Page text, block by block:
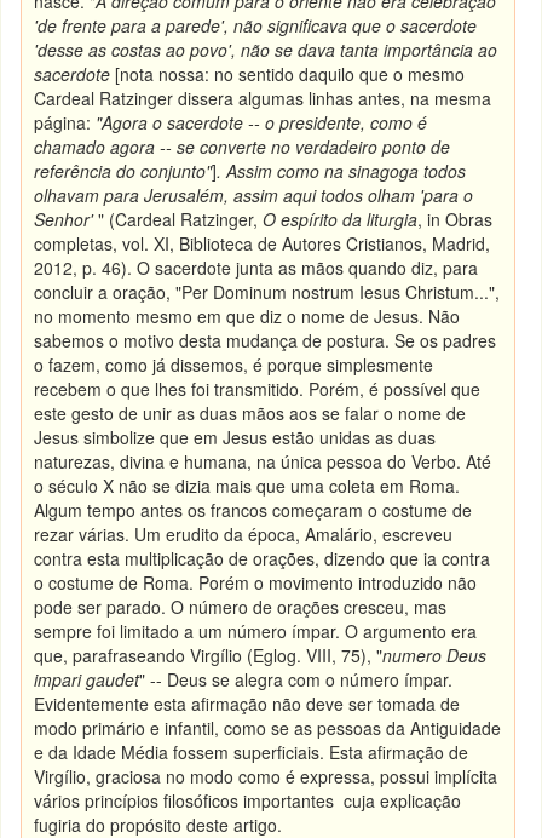
'de frente para a parede', não significava que o sacerdote
'desse as costas ao povo', não se dava tanta importância ao
sacerdote [nota nossa: no sentido daquilo que o mesmo
Cardeal Ratzinger dissera algumas linhas antes, na mesma
página: "Agora o sacerdote -- o presidente, como é
chamado agora -- se converte no verdadeiro ponto de
referência do conjunto"]. Assim como na sinagoga todos
olhavam para Jerusalém, assim aqui todos olham 'para o
Senhor'" (Cardeal Ratzinger,O espírito da liturgia, in Obras
completas, vol. XI, Biblioteca de Autores Cristianos, Madrid,
2012, p. 46). O sacerdote junta as mãos quando diz, para
concluir a oração, "Per Dominum nostrum Iesus Christum...",
no momento mesmo em que diz o nome de Jesus. Não
sabemos o motivo desta mudança de postura. Se os padres
o fazem, como já dissemos, é porque simplesmente
recebem o que lhes foi transmitido. Porém, é possível que
este gesto de unir as duas mãos aos se falar o nome de
Jesus simbolize que em Jesus estão unidas as duas
naturezas, divina e humana, na única pessoa do Verbo. Até
o século X não se dizia mais que uma coleta em Roma.
Algum tempo antes os francos começaram o costume de
rezar várias. Um erudito da época, Amalário, escreveu
contra esta multiplicação de orações, dizendo que ia contra
o costume de Roma. Porém o movimento introduzido não
pode ser parado. O número de orações cresceu, mas
sempre foi limitado a um número ímpar. O argumento era
que, parafraseando Virgílio (Eglog. VIII, 75), "numero Deus
impari gaudet" -- Deus se alegra com o número ímpar.
Evidentemente esta afirmação não deve ser tomada de
modo primário e infantil, como se as pessoas da Antiguidade
e da Idade Média fossem superficiais. Esta afirmação de
Virgílio, graciosa no modo como é expressa, possui implícita
vários princípios filosóficos importantes cuja explicação
fugiria do propósito deste artigo.